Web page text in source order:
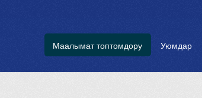
Маалымат топтомдору Уюмдар